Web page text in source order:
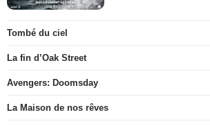
Tombé du ciel
La fin d’Oak Street
Avengers: Doomsday
La Maison de nos rêves